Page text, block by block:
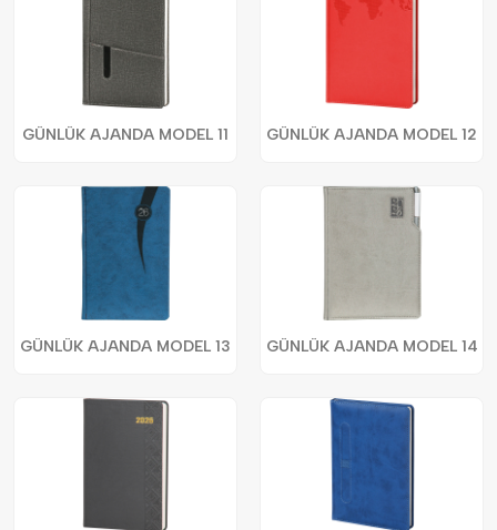
GÜNLÜK AJANDA MODEL 11 GÜNLÜK AJANDA MODEL 12
GÜNLÜK AJANDA MODEL 13 GÜNLÜK AJANDA MODEL 14